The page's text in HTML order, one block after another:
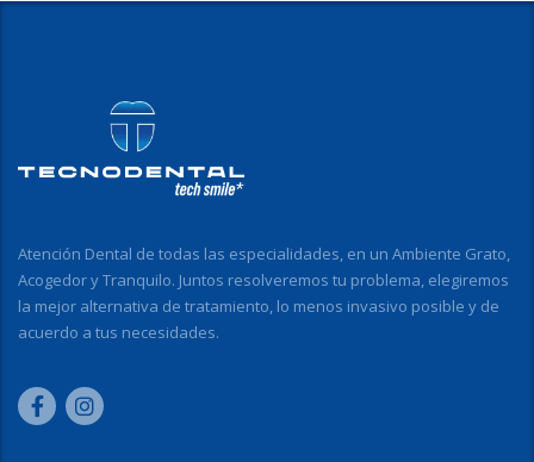
Atención Dental de todas las especialidades, en un Ambiente Grato,
Acogedor y Tranquilo. Juntos resolveremos tu problema, elegiremos
la mejor alternativa de tratamiento, lo menos invasivo posible y de
acuerdo a tus necesidades.